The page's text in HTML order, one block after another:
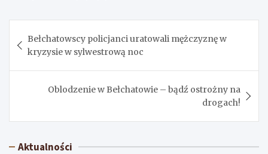
wpisu
Bełchatowscy policjanci uratowali mężczyznę w
kryzysie w sylwestrową noc
Oblodzenie w Bełchatowie – bądź ostrożny na
drogach!
Aktualności